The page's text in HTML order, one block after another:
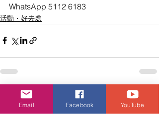
WhatsApp 5112 6183
活動・好去處
相關文章 查看全部
Email Facebook YouTube